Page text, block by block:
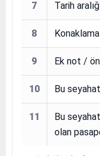
7 Tarih
8
9 Ek not /
10 Bu
11
Bu
olan